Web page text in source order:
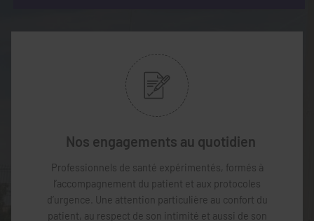
Nos engagements au quotidien
Professionnels de santé expérimentés, formés à
l’accompagnement du patient et aux protocoles
d’urgence. Une attention particulière au confort du
patient, au respect de son intimité et aussi de son